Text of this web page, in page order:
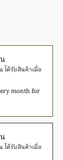
ได้รับสินค้าเมื่อ
month for
ได้รับสินค้าเมื่อ